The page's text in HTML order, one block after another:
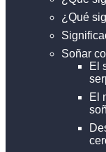
¿Qué
Soñar
El
El